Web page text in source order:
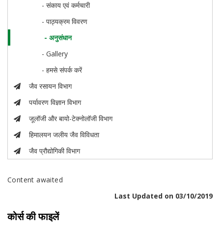
- संकाय एवं कर्मचारी
- पाठ्यक्रम विवरण
- अनुसंधान
- Gallery
- हमसे संपर्क करें
जैव रसायन विभाग
पर्यावरण विज्ञान विभाग
जूलॉजी और बायो-टेक्नोलॉजी विभाग
हिमालयन जलीय जैव विविधता
जैव प्रौद्योगिकी विभाग
Content awaited
Last Updated on 03/10/2019
कोर्स की फाइलें